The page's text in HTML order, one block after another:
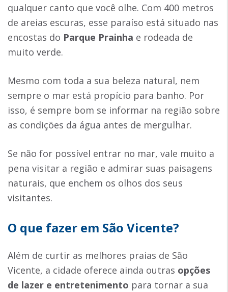
qualquer canto que você olhe. Com 400 metros
de areias escuras, esse paraíso está situado nas
encostas do Parque Prainha e rodeada de
muito verde.
Mesmo com toda a sua beleza natural, nem
sempre o mar está propício para banho. Por
isso, é sempre bom se informar na região sobre
as condições da água antes de mergulhar.
Se não for possível entrar no mar, vale muito a
pena visitar a região e admirar suas paisagens
naturais, que enchem os olhos dos seus
visitantes.
O que fazer em São Vicente?
Além de curtir as melhores praias de São
Vicente, a cidade oferece ainda outras opções
de lazer e entretenimento para tornar a sua